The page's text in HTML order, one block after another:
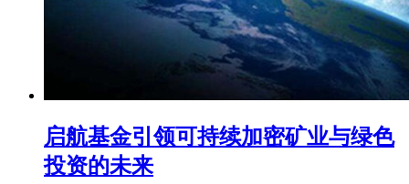
启航基金引领可持续加密矿业与绿色
投资的未来